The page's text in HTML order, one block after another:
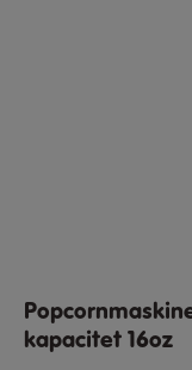
kapacitet 16oz